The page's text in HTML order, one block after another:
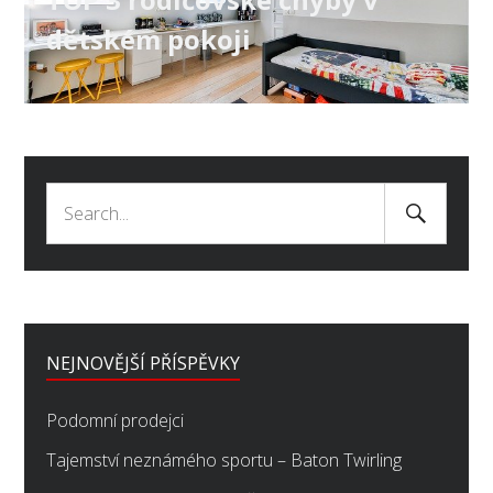
post:
dětském pokoji
Search
for:
Search
Submit
NEJNOVĚJŠÍ PŘÍSPĚVKY
Podomní prodejci
Tajemství neznámého sportu – Baton Twirling